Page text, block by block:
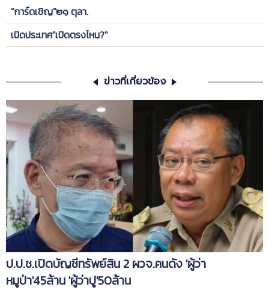
"การ์ดเชิญ"๒๑ ตุลา.
เปิดประเทศ"เปิดตรงไหน?"
ข่าวที่เกี่ยวข้อง
ป.ป.ช.เปิดบัญชีทรัพย์สิน 2 ผวจ.คนดัง 'ผู้ว่า
หมูป่า'45ล้าน 'ผู้ว่าปู'50ล้าน